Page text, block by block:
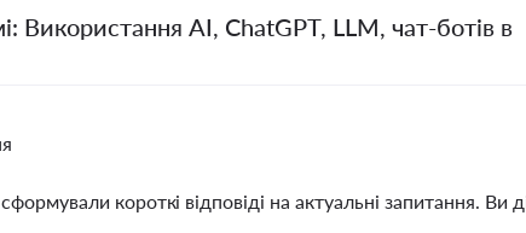
Використання AI, ChatGPT, LLM, чат-ботів в
короткі відповіді на актуальні запитання. Ви